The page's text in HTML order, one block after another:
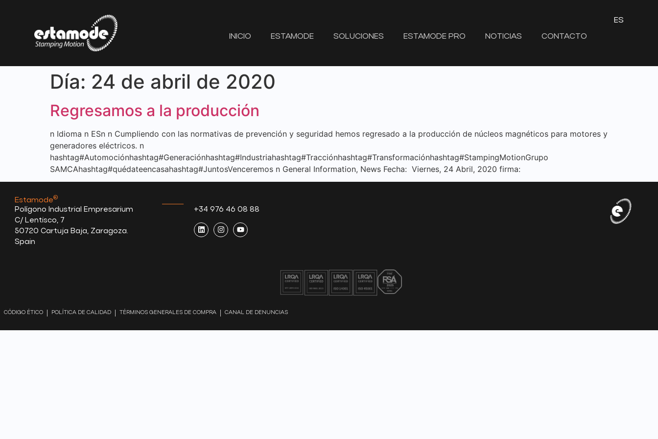
ES
INICIO ESTAMODE SOLUCIONES ESTAMODE PRO NOTICIAS CONTACTO
Día: 24 de abril de 2020
Regresamos a la producción
n Idioma n ESn n Cumpliendo con las normativas de prevención y seguridad hemos regresado a la producción de núcleos magnéticos para motores y
generadores eléctricos. n
hashtag#Automociónhashtag#Generaciónhashtag#Industriahashtag#Tracciónhashtag#Transformaciónhashtag#StampingMotionGrupo
SAMCAhashtag#quédateencasahashtag#JuntosVenceremos n General Information, News Fecha: Viernes, 24 Abril, 2020 firma:
Estamode®
Polígono Industrial Empresarium
C/ Lentisco, 7
50720 Cartuja Baja, Zaragoza.
Spain
+34 976 46 08 88
CÓDIGO ÉTICO POLÍTICA DE CALIDAD TÉRMINOS GENERALES DE COMPRA CANAL DE DENUNCIAS